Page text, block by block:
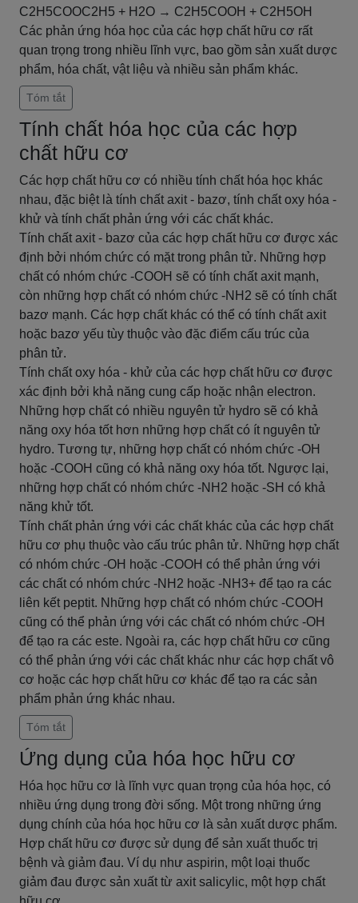
C2H5COOC2H5 + H2O → C2H5COOH + C2H5OH
Các phản ứng hóa học của các hợp chất hữu cơ rất
quan trọng trong nhiều lĩnh vực, bao gồm sản xuất dược
phẩm, hóa chất, vật liệu và nhiều sản phẩm khác.
Tóm tắt
Tính chất hóa học của các hợp
chất hữu cơ
Các hợp chất hữu cơ có nhiều tính chất hóa học khác
nhau, đặc biệt là tính chất axit - bazơ, tính chất oxy hóa -
khử và tính chất phản ứng với các chất khác.
Tính chất axit - bazơ của các hợp chất hữu cơ được xác
định bởi nhóm chức có mặt trong phân tử. Những hợp
chất có nhóm chức -COOH sẽ có tính chất axit mạnh,
còn những hợp chất có nhóm chức -NH2 sẽ có tính chất
bazơ mạnh. Các hợp chất khác có thể có tính chất axit
hoặc bazơ yếu tùy thuộc vào đặc điểm cấu trúc của
phân tử.
Tính chất oxy hóa - khử của các hợp chất hữu cơ được
xác định bởi khả năng cung cấp hoặc nhận electron.
Những hợp chất có nhiều nguyên tử hydro sẽ có khả
năng oxy hóa tốt hơn những hợp chất có ít nguyên tử
hydro. Tương tự, những hợp chất có nhóm chức -OH
hoặc -COOH cũng có khả năng oxy hóa tốt. Ngược lại,
những hợp chất có nhóm chức -NH2 hoặc -SH có khả
năng khử tốt.
Tính chất phản ứng với các chất khác của các hợp chất
hữu cơ phụ thuộc vào cấu trúc phân tử. Những hợp chất
có nhóm chức -OH hoặc -COOH có thể phản ứng với
các chất có nhóm chức -NH2 hoặc -NH3+ để tạo ra các
liên kết peptit. Những hợp chất có nhóm chức -COOH
cũng có thể phản ứng với các chất có nhóm chức -OH
để tạo ra các este. Ngoài ra, các hợp chất hữu cơ cũng
có thể phản ứng với các chất khác như các hợp chất vô
cơ hoặc các hợp chất hữu cơ khác để tạo ra các sản
phẩm phản ứng khác nhau.
Tóm tắt
Ứng dụng của hóa học hữu cơ
Hóa học hữu cơ là lĩnh vực quan trọng của hóa học, có
nhiều ứng dụng trong đời sống. Một trong những ứng
dụng chính của hóa học hữu cơ là sản xuất dược phẩm.
Hợp chất hữu cơ được sử dụng để sản xuất thuốc trị
bệnh và giảm đau. Ví dụ như aspirin, một loại thuốc
giảm đau được sản xuất từ axit salicylic, một hợp chất